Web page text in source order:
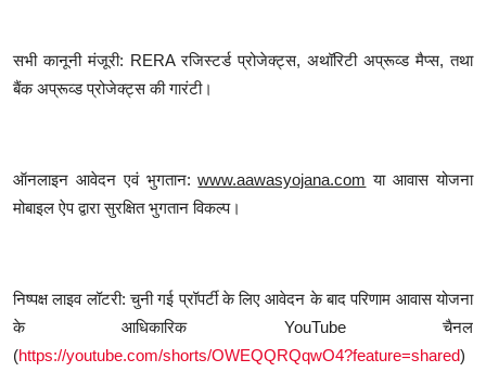
सभी कानूनी मंजूरी: RERA रजिस्टर्ड प्रोजेक्ट्स, अथॉरिटी अप्रूव्ड मैप्स, तथा
बैंक अप्रूव्ड प्रोजेक्ट्स की गारंटी।
ऑनलाइन आवेदन एवं भुगतान:www.aawasyojana.com या आवास योजना
मोबाइल ऐप द्वारा सुरक्षित भुगतान विकल्प।
निष्पक्ष लाइव लॉटरी: चुनी गई प्रॉपर्टी के लिए आवेदन के बाद परिणाम आवास योजना
के आधिकारिक YouTube चैनल
(https://youtube.com/shorts/OWEQQRQqwO4?feature=shared)